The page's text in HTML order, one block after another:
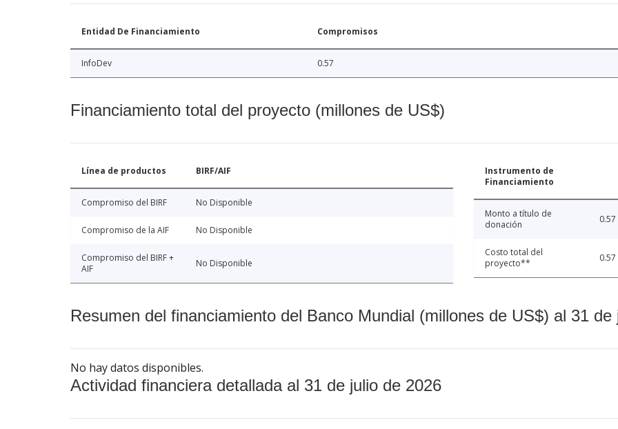
Entidad De Financiamiento Compromisos
InfoDev 0.57
Financiamiento total del proyecto (millones de US$)
Línea de productos BIRF/AIF
Compromiso del BIRF No Disponible
Compromiso de la AIF No Disponible
Compromiso del BIRF +
AIF
No Disponible
Instrumento de
Financiamiento
Monto a título de
donación
0.57
Costo total del
proyecto**
0.57
Resumen del financiamiento del Banco Mundial (millones de US$) al 31 de
No hay datos disponibles.
Actividad financiera detallada al 31 de julio de 2026